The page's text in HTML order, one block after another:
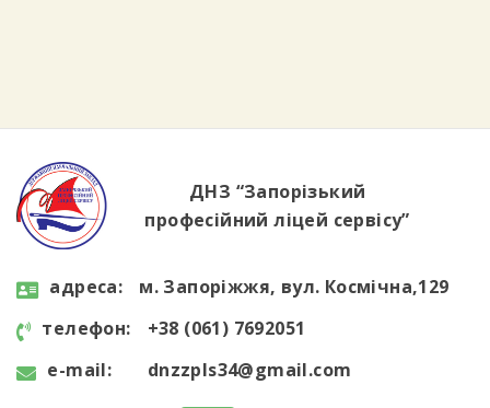
інформацію в інтернеті, розпізнавати фейки
ДНЗ “Запорізький
професійний ліцей сервісу”
aдресa:
м. Запоріжжя, вул. Космічна,129
телефон:
+38 (061) 7692051
e-mail:
dnzzpls34@gmail.com